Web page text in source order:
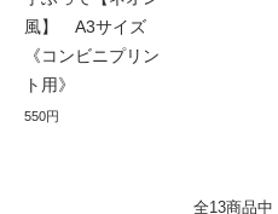
風】 A3サイズ
《コンビニプリン
ト用》
550円
全13商品中